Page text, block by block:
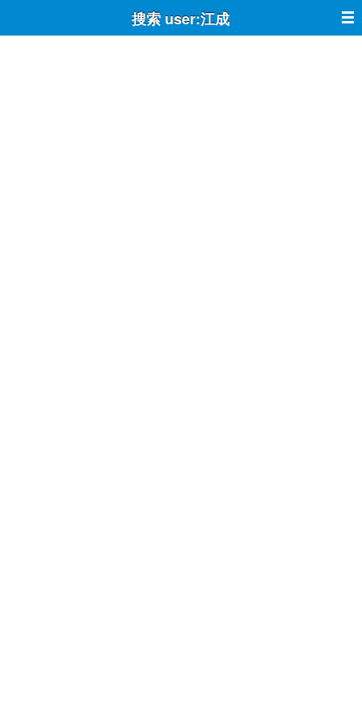
搜索 user:江成